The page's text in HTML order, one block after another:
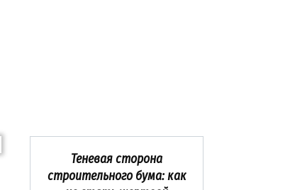
Теневая сторона
строительного бума: как